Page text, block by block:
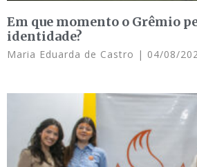
Em que momento o Grêmio
identidade?
Maria Eduarda de Castro 04/08/